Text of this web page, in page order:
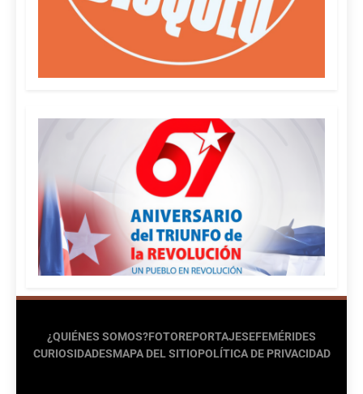
¿QUIÉNES SOMOS?FOTOREPORTAJESEFEMÉRIDES
CURIOSIDADESMAPA DEL SITIOPOLÍTICA DE PRIVACIDAD